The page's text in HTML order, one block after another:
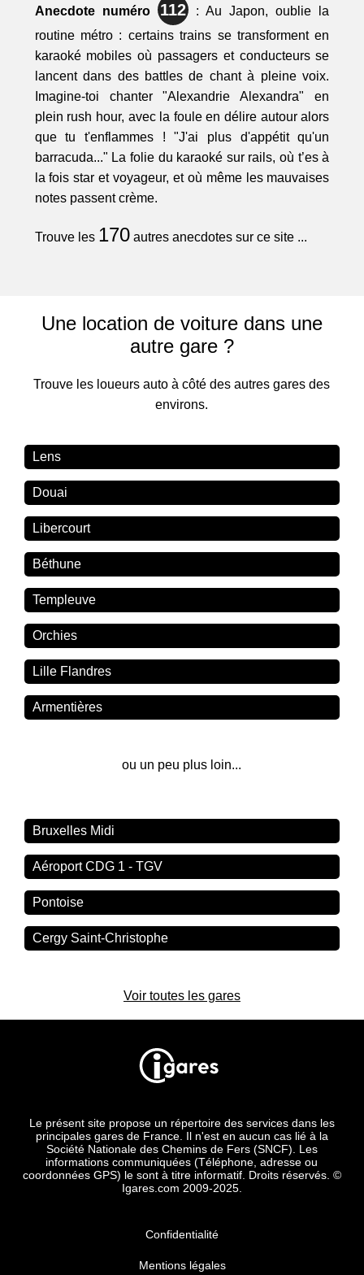
Anecdote numéro 112: Au Japon, oublie la
routine métro : certains trains se transforment en
karaoké mobiles où passagers et conducteurs se
lancent dans des battles de chant à pleine voix.
Imagine-toi chanter "Alexandrie Alexandra" en
plein rush hour, avec la foule en délire autour alors
que tu t'enflammes ! "J'ai plus d'appétit qu'un
barracuda..." La folie du karaoké sur rails, où t’es à
la fois star et voyageur, et où même les mauvaises
notes passent crème.
Trouve les 170autres anecdotes sur ce site ...
Une location de voiture dans une
autre gare ?
Trouve les loueurs auto à côté des autres gares des
environs.
Lens
Douai
Libercourt
Béthune
Templeuve
Orchies
Lille Flandres
Armentières
ou un peu plus loin...
Bruxelles Midi
Aéroport CDG 1 - TGV
Pontoise
Cergy Saint-Christophe
Voir toutes les gares
Le présent site propose un répertoire des services dans les
principales gares de France. Il n'est en aucun cas lié à la
Société Nationale des Chemins de Fers (SNCF). Les
informations communiquées (Téléphone, adresse ou
coordonnées GPS) le sont à titre informatif. Droits réservés. ©
Igares.com 2009-2025.
Confidentialité
Mentions légales